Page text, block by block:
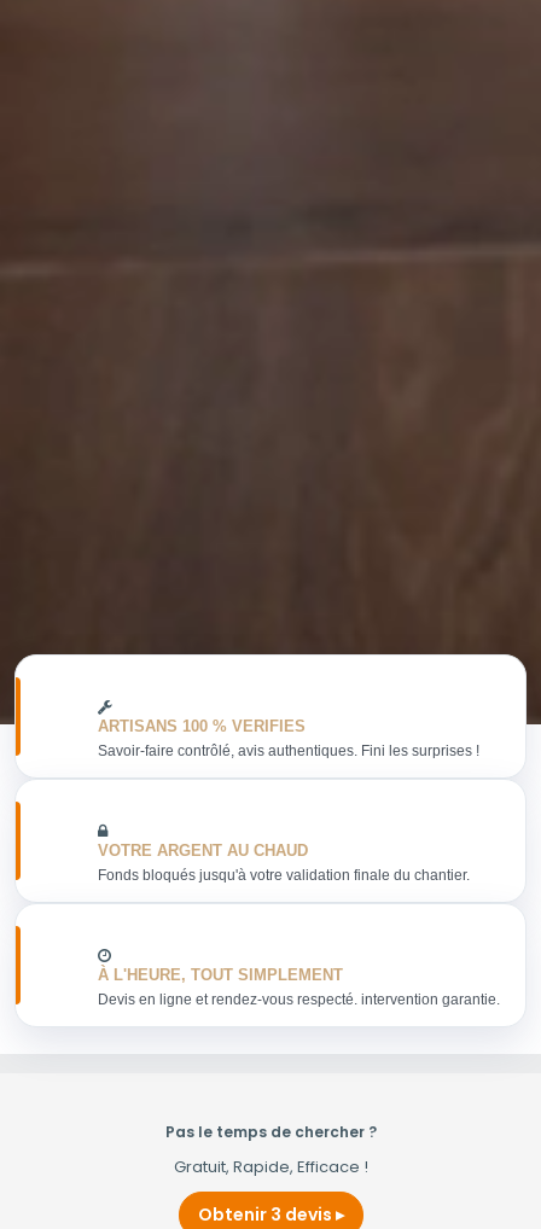
ARTISANS 100 % VERIFIES
Savoir-faire contrôlé, avis authentiques. Fini les surprises !
VOTRE ARGENT AU CHAUD
Fonds bloqués jusqu'à votre validation finale du chantier.
À L'HEURE, TOUT SIMPLEMENT
Devis en ligne et rendez-vous respecté. intervention garantie.
Pas le temps de chercher ?
Gratuit, Rapide, Efficace !
Obtenir 3 devis